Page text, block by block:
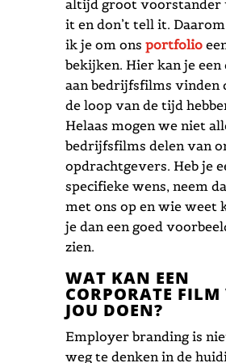
altijd groot voorstander
it en don’t tell it.
ik je om ons portfolio
bekijken. Hier kan je
aan bedrijfsfilms vinden
de loop van de tijd
Helaas mogen we niet
bedrijfsfilms delen van
opdrachtgevers. Heb je
specifieke wens, neem
met ons op en wie weet
je dan een goed
zien.
WAT KAN EEN
CORPORATE FILM
JOU DOEN?
Employer branding is
weg te denken in de